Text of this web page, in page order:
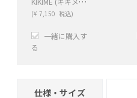
(¥ 7,150 税込)
一緒に購入す
る
仕様・サイズ